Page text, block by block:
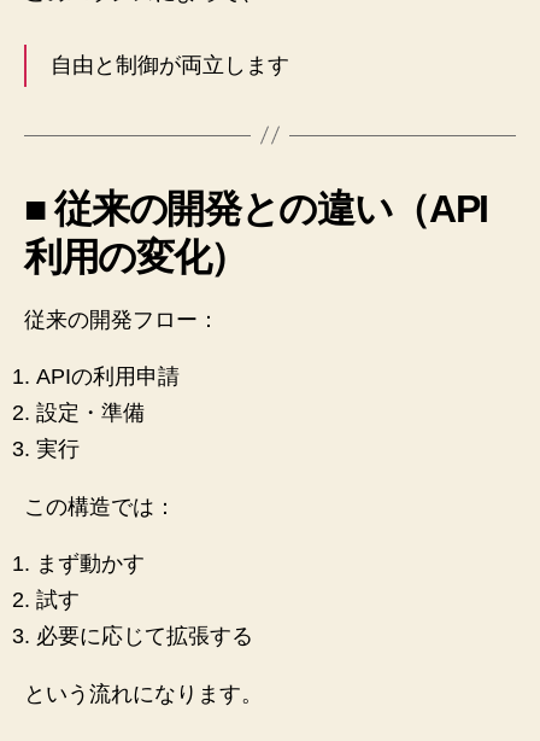
自由と制御が両立します
■ 従来の開発との違い（API
利用の変化）
従来の開発フロー：
APIの利用申請
設定・準備
実行
この構造では：
まず動かす
試す
必要に応じて拡張する
という流れになります。